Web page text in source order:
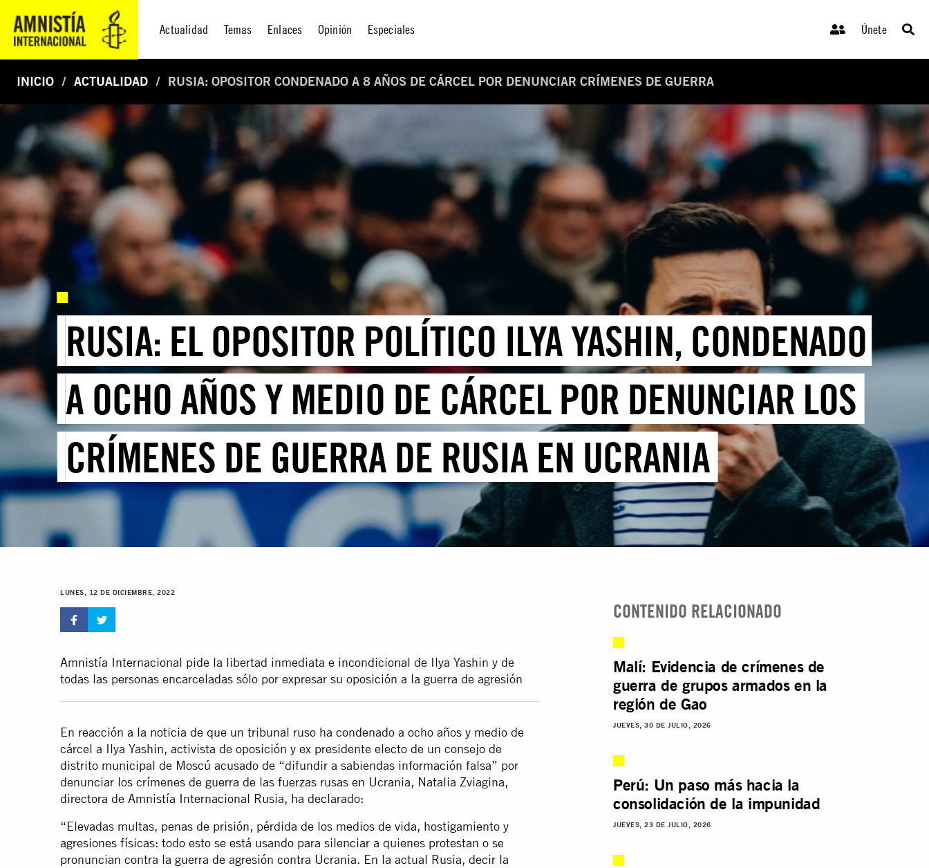
Actualidad Temas Enlaces Opinión Especiales Únete
INICIO ACTUALIDAD RUSIA: OPOSITOR CONDENADO A 8 AÑOS DE CÁRCEL POR DENUNCIAR CRÍMENES DE GUERRA
RUSIA: EL OPOSITOR POLÍTICO ILYA YASHIN, CONDENADO
A OCHO AÑOS Y MEDIO DE CÁRCEL POR DENUNCIAR LOS
CRÍMENES DE GUERRA DE RUSIA EN UCRANIA
LUNES, 12 DE DICIEMBRE, 2022
Amnistía Internacional pide la libertad inmediata e incondicional de Ilya Yashin y de
todas las personas encarceladas sólo por expresar su oposición a la guerra de agresión
En reacción a la noticia de que un tribunal ruso ha condenado a ocho años y medio de
cárcel a Ilya Yashin, activista de oposición y ex presidente electo de un consejo de
distrito municipal de Moscú acusado de “difundir a sabiendas información falsa” por
denunciar los crímenes de guerra de las fuerzas rusas en Ucrania, Natalia Zviagina,
directora de Amnistía Internacional Rusia, ha declarado:
“Elevadas multas, penas de prisión, pérdida de los medios de vida, hostigamiento y
agresiones físicas: todo esto se está usando para silenciar a quienes protestan o se
pronuncian contra la guerra de agresión contra Ucrania. En la actual Rusia, decir la
CONTENIDO RELACIONADO
Malí: Evidencia de crímenes de
guerra de grupos armados en la
región de Gao
JUEVES, 30 DE JULIO, 2026
Perú: Un paso más hacia la
consolidación de la impunidad
JUEVES, 23 DE JULIO, 2026